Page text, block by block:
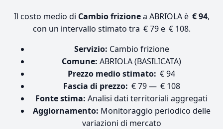
Il costo medio di Cambio frizionea ABRIOLA è € 94,
con un intervallo stimato tra € 79 e € 108.
Servizio: Cambio frizione
Comune: ABRIOLA (BASILICATA)
Prezzo medio stimato: € 94
Fascia di prezzo: € 79 — € 108
Fonte stima: Analisi dati territoriali aggregati
Aggiornamento: Monitoraggio periodico delle
variazioni di mercato